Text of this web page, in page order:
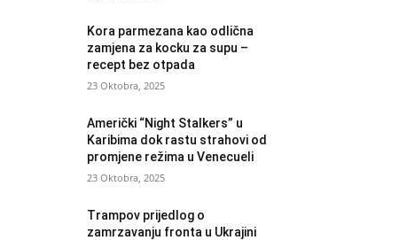
Kora parmezana kao odlična
zamjena za kocku za supu –
recept bez otpada
23 Oktobra, 2025
Američki “Night Stalkers” u
Karibima dok rastu strahovi od
promjene režima u Venecueli
23 Oktobra, 2025
Trampov prijedlog o
zamrzavanju fronta u Ukrajini